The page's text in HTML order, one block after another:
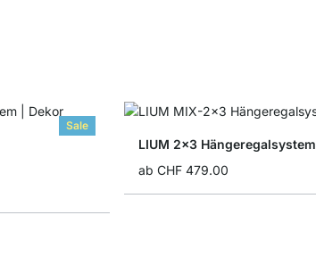
Sale
LIUM 2x3 Hängeregalsystem
ab CHF 479.00